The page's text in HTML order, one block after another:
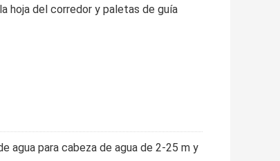
hoja del corredor y paletas de guía
agua para cabeza de agua de 2-25 m y